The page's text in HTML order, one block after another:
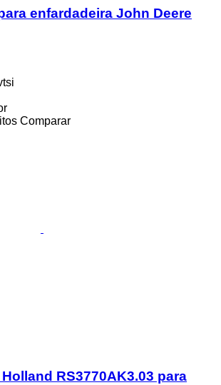
enfardadeira John Deere
Comparar
RS3770AK3.03 para